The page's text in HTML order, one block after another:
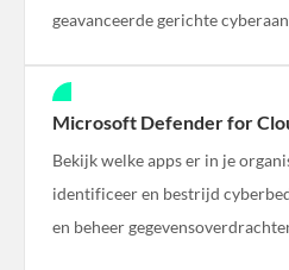
geavanceerde gerichte
Microsoft Defender for
Bekijk welke apps er in je
identificeer en bestrijd
en beheer